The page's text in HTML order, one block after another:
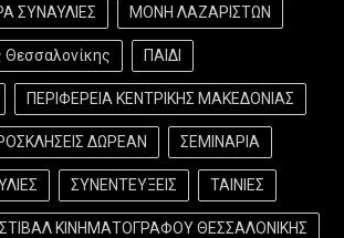
ΣΥΝΑΥΛΙΕΣ ΜΟΝΗ ΛΑΖΑΡΙΣΤΩΝ
ΠΑΙΔΙ
ΠΕΡΙΦΕΡΕΙΑ ΚΕΝΤΡΙΚΗΣ ΜΑΚΕΔΟΝΙΑΣ
ΔΩΡΕΑΝ ΣΕΜΙΝΑΡΙΑ
ΣΥΝΕΝΤΕΥΞΕΙΣ ΤΑΙΝΙΕΣ
ΚΙΝΗΜΑΤΟΓΡΑΦΟΥ ΘΕΣΣΑΛΟΝΙΚΗΣ